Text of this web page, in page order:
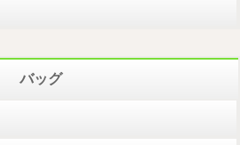
バッグ